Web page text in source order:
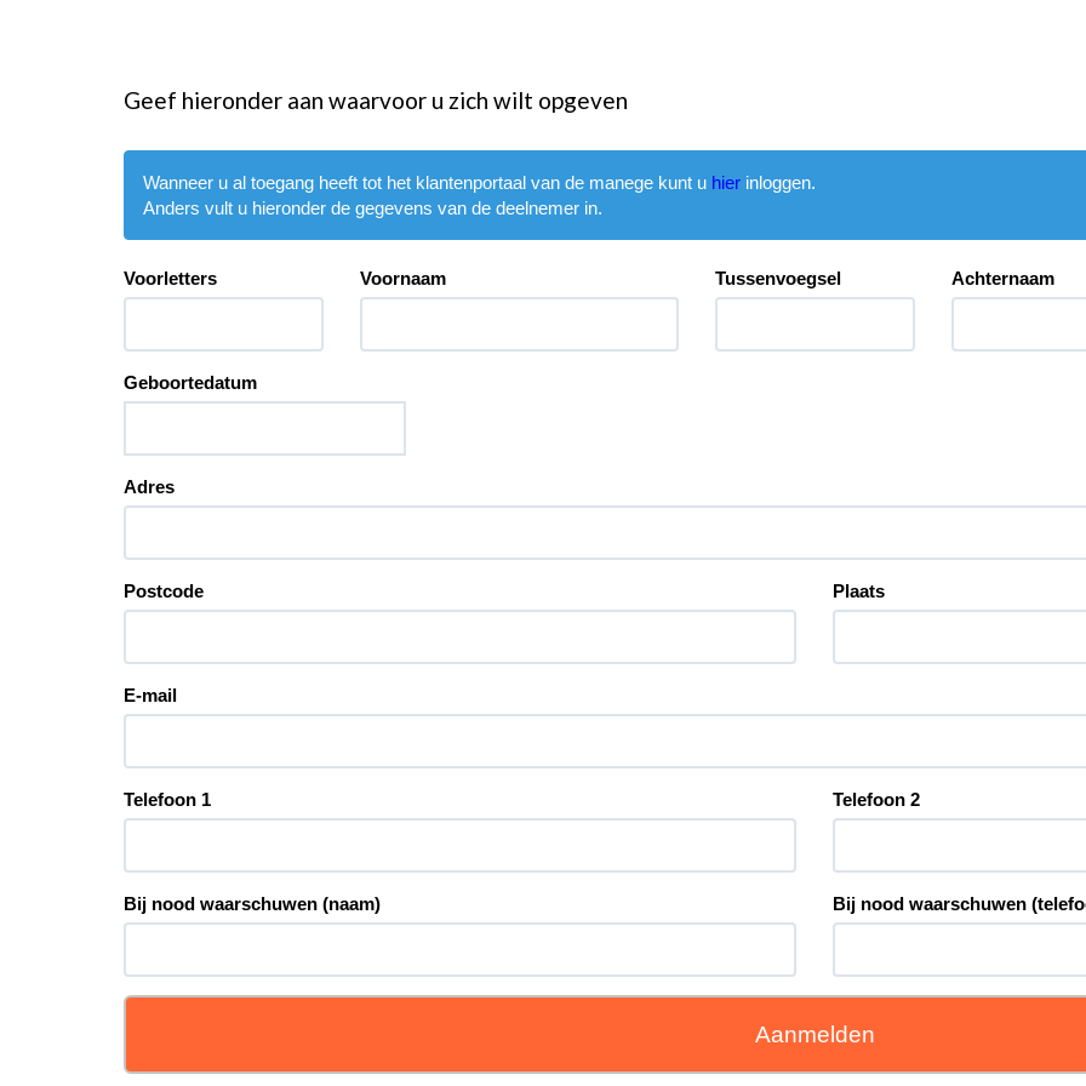
Geef hieronder aan waarvoor u zich wilt opgeven
Wanneer u al toegang heeft tot het klantenportaal van de manege kunt u hier inloggen.
Anders vult u hieronder de gegevens van de deelnemer in.
Voorletters Voornaam Tussenvoegsel Achternaam
Geboortedatum
Adres
Postcode Plaats
E-mail
Telefoon 1 Telefoon 2
Bij nood waarschuwen (naam) Bij nood waarschuwen